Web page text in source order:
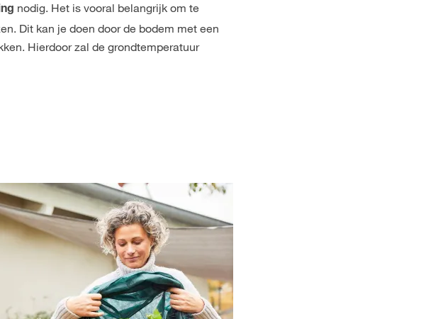
nodig. Het is vooral belangrijk om te
Dit kan je doen door de bodem met een
Hierdoor zal de grondtemperatuur